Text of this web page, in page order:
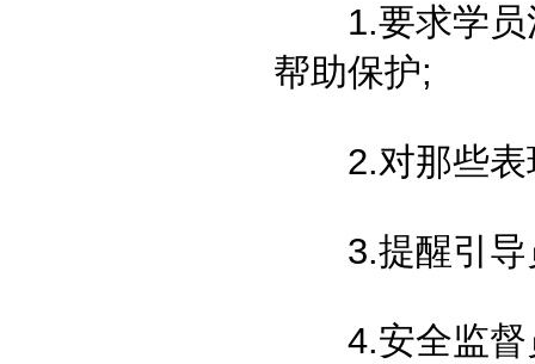
1.要求学员
帮助保护;
2.对那些表
3.提醒引导
4.安全监督